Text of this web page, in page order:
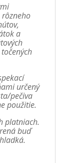
a
určený
pečiva
použitie.
platniach.
buď